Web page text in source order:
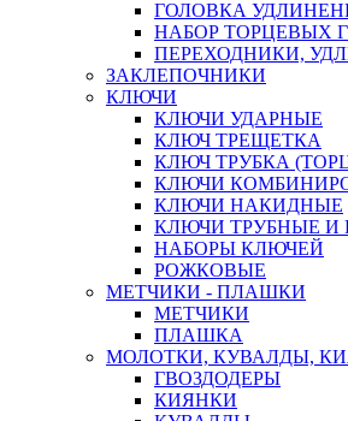
ГОЛОВКА
НАБОР ТОРЦЕВЫХ
ПЕРЕХОДНИКИ,
ЗАКЛЕПОЧНИКИ
КЛЮЧИ
КЛЮЧИ УДАРНЫЕ
КЛЮЧ ТРЕЩЕТКА
КЛЮЧ ТРУБКА
КЛЮЧИ
КЛЮЧИ НАКИДНЫЕ
КЛЮЧИ ТРУБНЫЕ И
НАБОРЫ КЛЮЧЕЙ
РОЖКОВЫЕ
МЕТЧИКИ - ПЛАШКИ
МЕТЧИКИ
ПЛАШКА
МОЛОТКИ, КУВАЛДЫ,
ГВОЗДОДЕРЫ
КИЯНКИ